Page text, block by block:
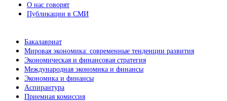
О нас говорят
Публикации в СМИ
Бакалавриат
Мировая экономика: современные тенденции развития
Экономическая и финансовая стратегия
Международная экономика и финансы
Экономика и финансы
Аспирантура
Приемная комиссия